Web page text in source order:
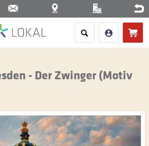
- Der Zwinger (Motiv